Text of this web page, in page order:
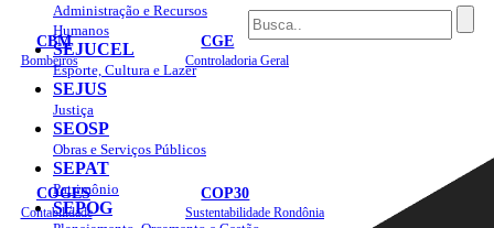
CBM
Bombeiros
CGE
Controladoria Geral
COGES
Contabilidade
COP30
Sustentabilidade Rondônia
Administração e Recursos
Humanos
SEJUCEL
Esporte, Cultura e Lazer
SEJUS
Justiça
SEOSP
Obras e Serviços Públicos
SEPAT
Patrimônio
SEPOG